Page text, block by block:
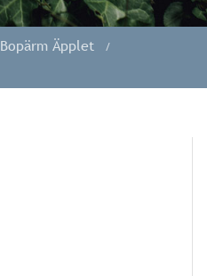
Bopärm Äpplet